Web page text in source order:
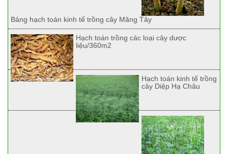
Bảng hạch toán kinh tế trồng cây Măng Tây
Hạch toán trồng các loại cây dược
liệu/360m2
Hạch toán kinh tế trồng
cây Diệp Hạ Châu